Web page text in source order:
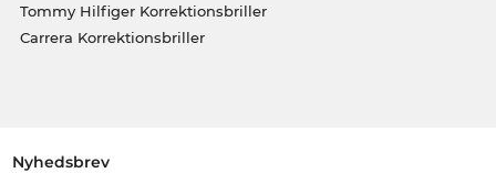
Tommy Hilfiger Korrektionsbriller
Carrera Korrektionsbriller
Nyhedsbrev